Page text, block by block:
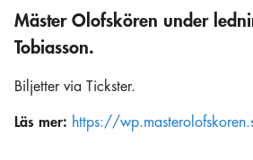
Mäster Olofskören under
Tobiasson.
Biljetter via Tickster.
Läs mer: https://